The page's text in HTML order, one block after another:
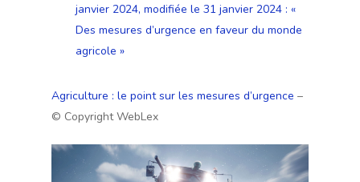
janvier 2024, modifiée le 31 janvier 2024 : «
Des mesures d’urgence en faveur du monde
agricole »
Agriculture : le point sur les mesures d’urgence –
© Copyright WebLex